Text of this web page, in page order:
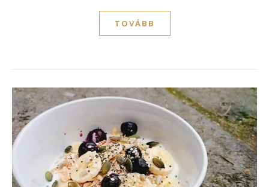
TOVÁBB